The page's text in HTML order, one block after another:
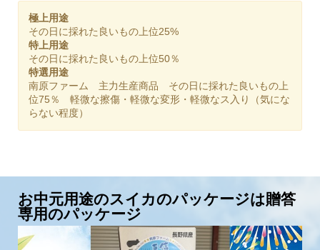
極上用途
その日に採れた良いもの上位25%
特上用途
その日に採れた良いもの上位50％
特選用途
南原ファーム 主力生産商品 その日に採れた良いもの上
位75％ 軽微な擦傷・軽微な変形・軽微なス入り（気にな
らない程度）
お中元用途のスイカのパッケージは贈答
専用のパッケージ